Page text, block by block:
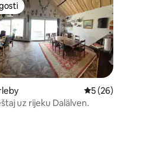
42
rangiranima s oznakom „Odabrali gosti”
Prosječna ocjena:
5 (26)
uz rijeku Dalälven.